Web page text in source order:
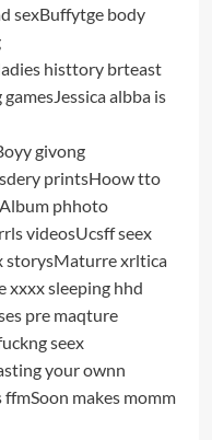
sexBuffytge body
histtory brteast
albba is
givong
printsHoow tto
phhoto
videosUcsff seex
storysMaturre xrltica
xxxx sleeping hhd
pre maqture
seex
your ownn
makes momm